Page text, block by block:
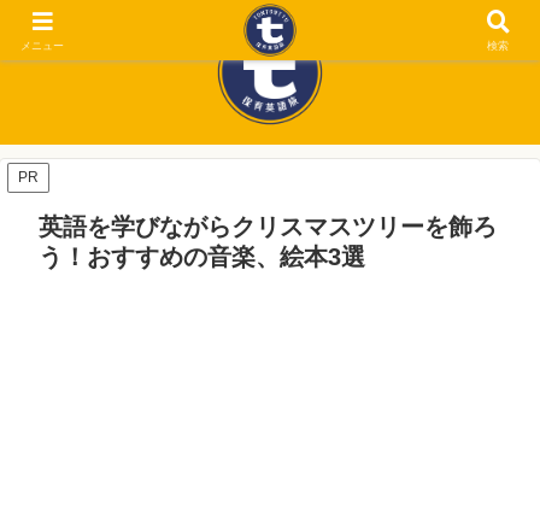
PR
英語を学びながらクリスマスツリーを飾ろ
う！おすすめの音楽、絵本3選
メニュー 検索